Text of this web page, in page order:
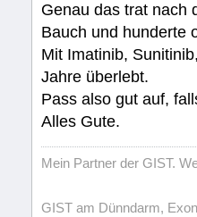
Genau das trat nach
Bauch und hunderte
Mit Imatinib,
Jahre überlebt.
Pass also gut auf,
Alles Gute.
Mein Partner der GIST.
GIST am Dünndarm,